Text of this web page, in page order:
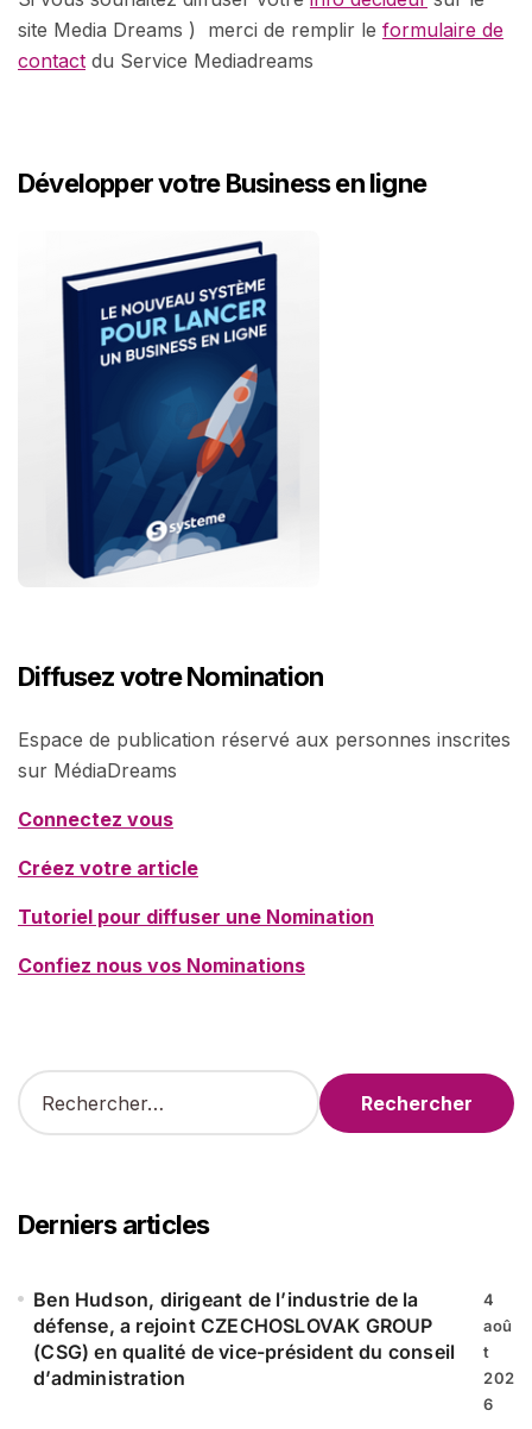
site Media Dreams ) merci de remplir le formulaire de
contact du Service Mediadreams
Développer votre Business en ligne
Diffusez votre Nomination
Espace de publication réservé aux personnes inscrites
sur MédiaDreams
Connectez vous
Créez votre article
Tutoriel pour diffuser une Nomination
Confiez nous vos Nominations
R
e
r
c
e
Derniers articles
Ben Hudson, dirigeant de l’industrie de la
défense, a rejoint CZECHOSLOVAK GROUP
(CSG) en qualité de vice-président du conseil
d’administration
4
aoû
t
202
6